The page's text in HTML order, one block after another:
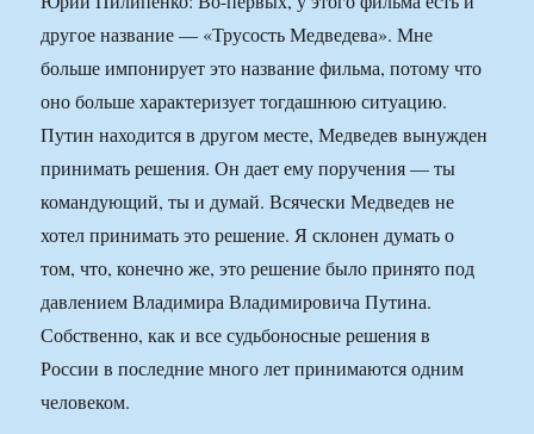
другое название — «Трусость Медведева». Мне
больше импонирует это название фильма, потому что
оно больше характеризует тогдашнюю ситуацию.
Путин находится в другом месте, Медведев вынужден
принимать решения. Он дает ему поручения — ты
командующий, ты и думай. Всячески Медведев не
хотел принимать это решение. Я склонен думать о
том, что, конечно же, это решение было принято под
давлением Владимира Владимировича Путина.
Собственно, как и все судьбоносные решения в
России в последние много лет принимаются одним
человеком.